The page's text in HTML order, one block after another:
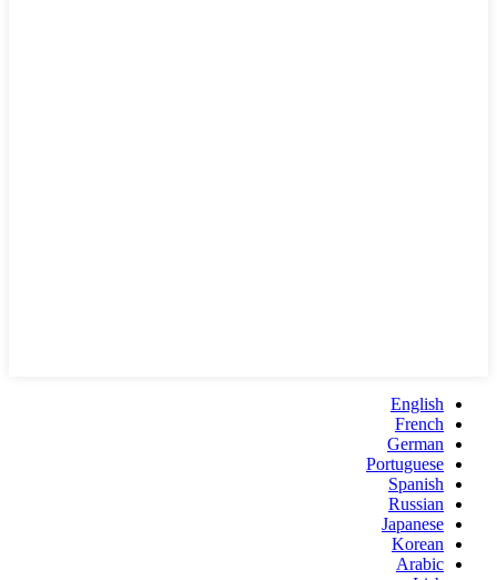
English
French
German
Portuguese
Spanish
Russian
Japanese
Korean
Arabic